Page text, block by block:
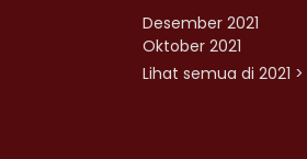
Desember 2021
Oktober 2021
Lihat semua di 2021 >